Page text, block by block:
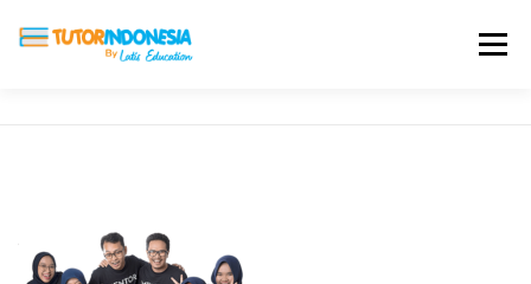
Menu